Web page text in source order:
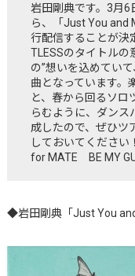
岩田剛典です。3月6
ら、「Just You and
行配信することが決
TLESSのタイトルの
の”想いを込めてい
曲となっています。
と、春から回るソロ
らむように、ダンス
成したので、ぜひツ
しておいてください
for MATE BE MY
◆岩田剛典「Just You